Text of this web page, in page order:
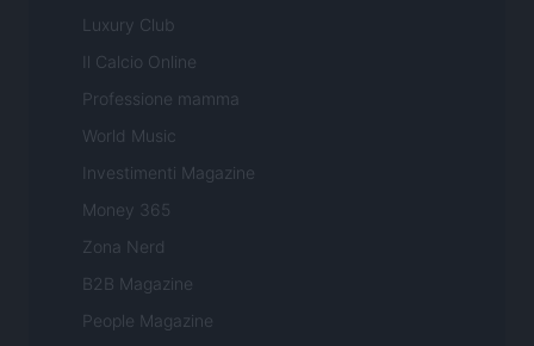
Luxury Club
Il Calcio Online
Professione mamma
World Music
Investimenti Magazine
Money 365
Zona Nerd
B2B Magazine
People Magazine